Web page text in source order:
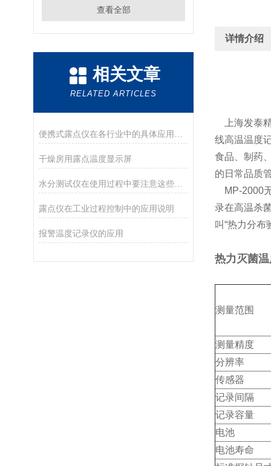
查看全部
相关文章
RELATED ARTICLES
干燥房用露点温度显示屏
水分测试仪在使用过程中要注意这些细节
露点仪在工业过程控制中的应用说明
报警温度记录仪的应用
详情介绍
上海发泰
线高温温度
食品、制药
的日常品质
MP-2000
录在高温杀
叫“热力分布
热力灭菌
测量范围
测量精度
分辨率
传感器
记录间隔
记录容量
电池
电池寿命